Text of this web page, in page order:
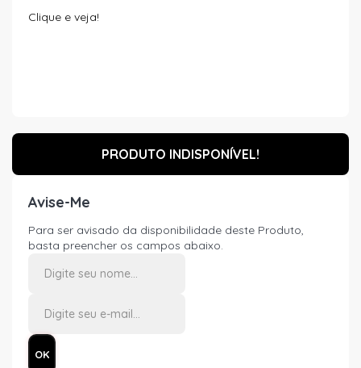
Clique e veja!
PRODUTO INDISPONÍVEL!
Avise-Me
Para ser avisado da disponibilidade deste Produto,
basta preencher os campos abaixo.